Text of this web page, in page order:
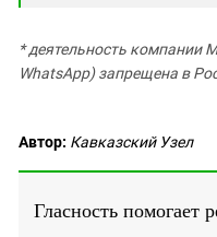
* деятельность компании
WhatsApp) запрещена в
Автор: Кавказский Узел
Гласность помогает